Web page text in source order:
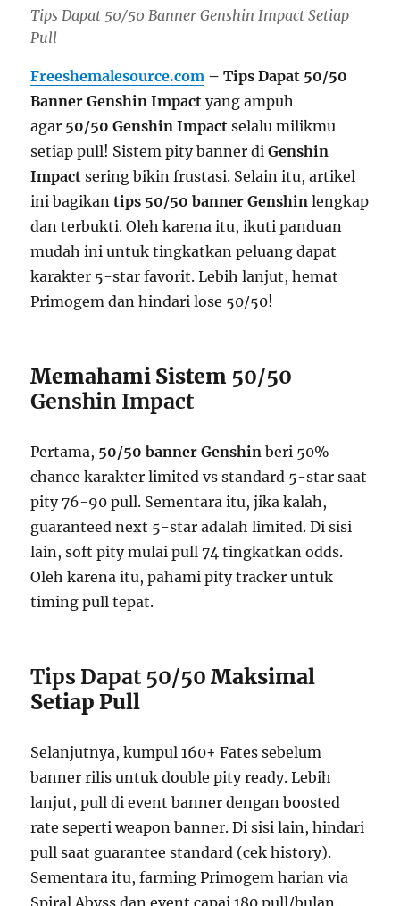
Tips Dapat 50/50 Banner Genshin Impact Setiap
Pull
Freeshemalesource.com – Tips Dapat 50/50
Banner Genshin Impact yang ampuh
agar 50/50 Genshin Impact selalu milikmu
setiap pull! Sistem pity banner diGenshin
Impact sering bikin frustasi. Selain itu, artikel
ini bagikantips 50/50 banner Genshin lengkap
dan terbukti. Oleh karena itu, ikuti panduan
mudah ini untuk tingkatkan peluang dapat
karakter 5-star favorit. Lebih lanjut, hemat
Primogem dan hindari lose 50/50!
Memahami Sistem 50/50
Genshin Impact
Pertama, 50/50 banner Genshin beri 50%
chance karakter limited vs standard 5-star saat
pity 76-90 pull. Sementara itu, jika kalah,
guaranteed next 5-star adalah limited. Di sisi
lain, soft pity mulai pull 74 tingkatkan odds.
Oleh karena itu, pahami pity tracker untuk
timing pull tepat.
Tips Dapat 50/50 Maksimal
Setiap Pull
Selanjutnya, kumpul 160+ Fates sebelum
banner rilis untuk double pity ready. Lebih
lanjut, pull di event banner dengan boosted
rate seperti weapon banner. Di sisi lain, hindari
pull saat guarantee standard (cek history).
Sementara itu, farming Primogem harian via
Spiral Abyss dan event capai 180 pull/bulan.